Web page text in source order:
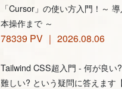
「Cursor」の使い方入門！～
本操作まで ～
78339 PV ｜ 2026.08.06
Tailwind CSS超入門 - 何が良い
難しい? という疑問に答えます